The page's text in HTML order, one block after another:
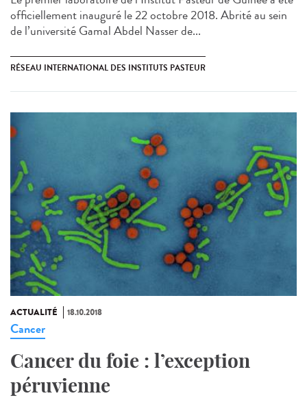
officiellement inauguré le 22 octobre 2018. Abrité au sein
de l’université Gamal Abdel Nasser de...
RÉSEAU INTERNATIONAL DES INSTITUTS PASTEUR
ACTUALITÉ 18.10.2018
Cancer
Cancer du foie : l’exception
péruvienne